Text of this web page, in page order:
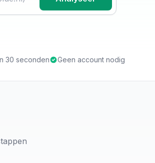
30 seconden Geen account nodig